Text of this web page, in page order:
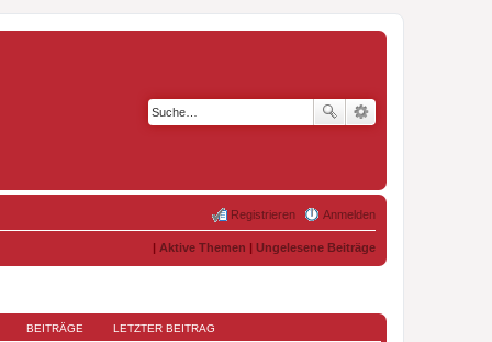
Anmelden
Registrieren
| Aktive Themen | Ungelesene Beiträge
BEITRÄGE LETZTER BEITRAG